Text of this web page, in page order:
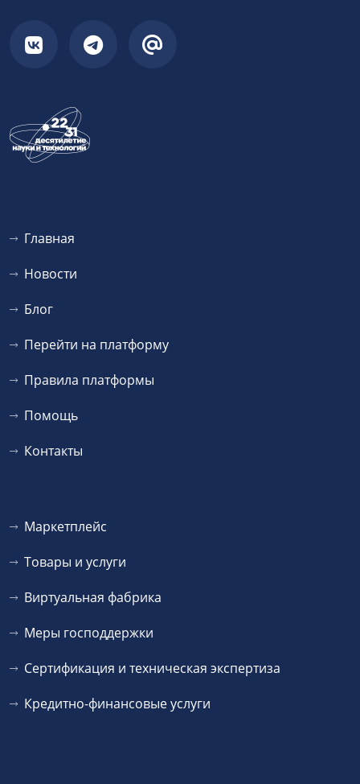
Главная
Новости
Блог
Перейти на платформу
Правила платформы
Помощь
Контакты
Маркетплейс
Товары и услуги
Виртуальная фабрика
Меры господдержки
Сертификация и техническая экспертиза
Кредитно-финансовые услуги